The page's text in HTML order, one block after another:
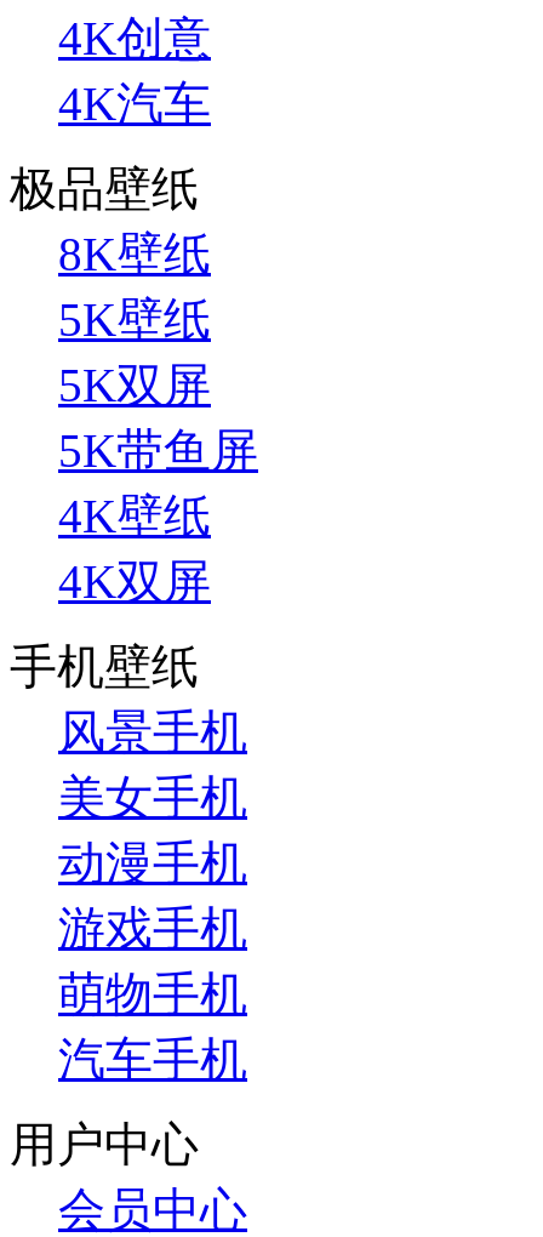
4K创意
4K汽车
极品壁纸
8K壁纸
5K壁纸
5K双屏
5K带鱼屏
4K壁纸
4K双屏
手机壁纸
风景手机
美女手机
动漫手机
游戏手机
萌物手机
汽车手机
用户中心
会员中心